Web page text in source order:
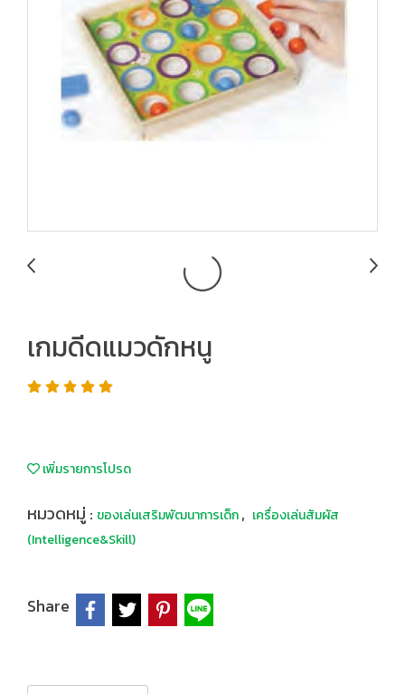
เกมดีดแมวดักหนู
เพิ่มรายการโปรด
หมวดหมู่ : ของเล่นเสริมพัฒนาการเด็ก, เครื่องเล่นสัมผัส
(Intelligence&Skill)
Share